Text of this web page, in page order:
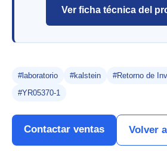
Ver ficha técnica del
#laboratorio #kalstein #Retorno de
#YR05370-1
Contactar ventas Volver